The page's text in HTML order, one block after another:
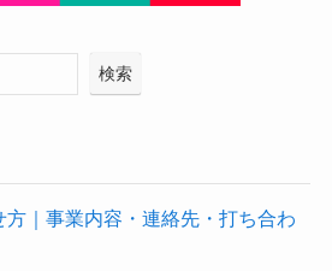
検索
｜事業内容・連絡先・打ち合わ